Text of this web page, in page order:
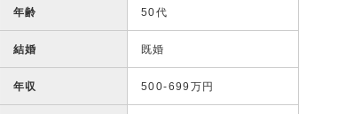
年齢 50代
結婚 既婚
年収 500-699万円